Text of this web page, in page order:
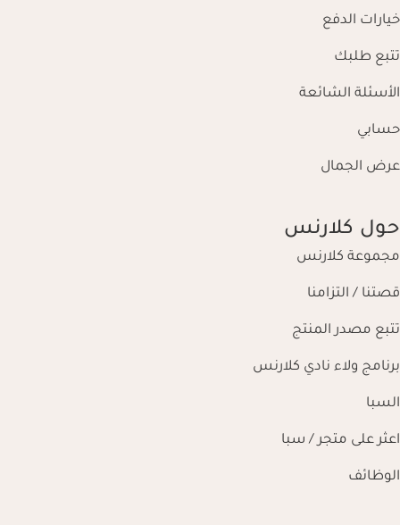
خيارات الدفع
تتبع طلبك
الأسئلة الشائعة
حسابي
عرض الجمال
حول كلارنس
مجموعة كلارنس
قصتنا / التزامنا
تتبع مصدر المنتج
برنامج ولاء نادي كلارنس
السبا
اعثر على متجر / سبا
الوظائف